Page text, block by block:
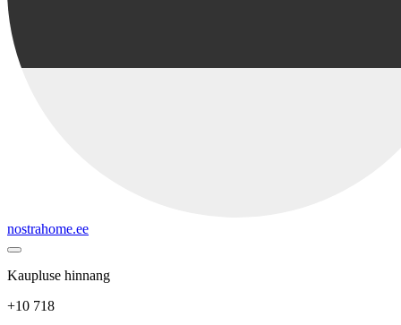
nostrahome.ee
Kaupluse hinnang
+10 718